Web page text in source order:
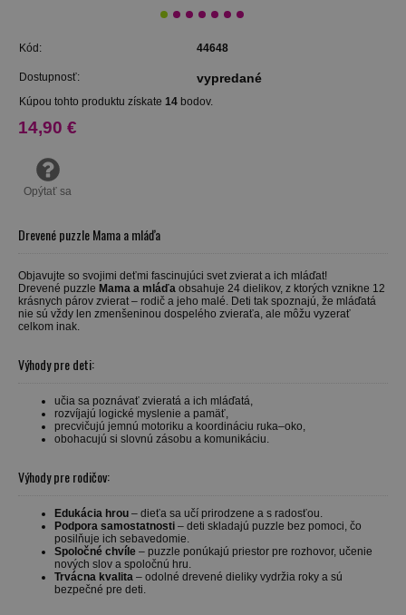
Kód: 44648
Dostupnosť: vypredané
Kúpou tohto produktu získate 14 bodov.
14,90 €
Opýtať sa
Drevené puzzle Mama a mláďa
Objavujte so svojimi deťmi fascinujúci svet zvierat a ich mláďat!
Drevené puzzle Mama a mláďa obsahuje 24 dielikov, z ktorých vznikne 12
krásnych párov zvierat – rodič a jeho malé. Deti tak spoznajú, že mláďatá
nie sú vždy len zmenšeninou dospelého zvieraťa, ale môžu vyzerať
celkom inak.
Výhody pre deti:
učia sa poznávať zvieratá a ich mláďatá,
rozvíjajú logické myslenie a pamäť,
precvičujú jemnú motoriku a koordináciu ruka–oko,
obohacujú si slovnú zásobu a komunikáciu.
Výhody pre rodičov:
Edukácia hrou – dieťa sa učí prirodzene a s radosťou.
Podpora samostatnosti – deti skladajú puzzle bez pomoci, čo
posilňuje ich sebavedomie.
Spoločné chvíle – puzzle ponúkajú priestor pre rozhovor, učenie
nových slov a spoločnú hru.
Trvácna kvalita – odolné drevené dieliky vydržia roky a sú
bezpečné pre deti.